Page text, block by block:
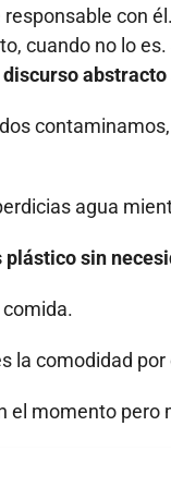
con
cuando no lo es.
discurso
agua
plástico sin
la comodidad
el momento